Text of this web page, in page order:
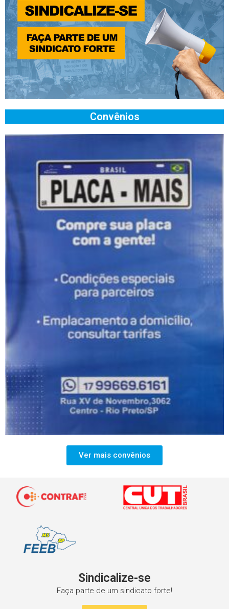
Convênios
Ver mais convênios
Sindicalize-se
Faça parte de um sindicato forte!